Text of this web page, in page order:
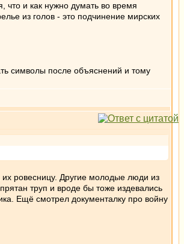
что и как нужно думать во время
из голов - это подчинение мирских
символы после объяснений и тому
ровесницу. Другие молодые люди из
труп и вроде бы тоже издевались
Ещё смотрел документалку про войну